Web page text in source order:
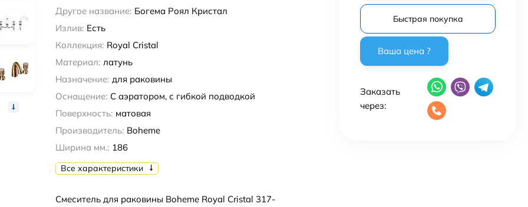
Другое название: Богема Роял Кристал
Излив: Есть
Коллекция: Royal Cristal
Материал: латунь
Назначение: для раковины
Оснащение: С аэратором, с гибкой подводкой
Поверхность: матовая
Производитель: Boheme
Ширина мм.: 186
Все характеристики
Смеситель для раковины Boheme Royal Cristal 317-
Быстрая покупка
Заказать
через: